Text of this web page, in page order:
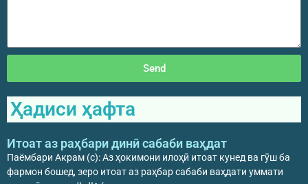
Send
Ҳадиси ҳафта
Итоат аз раҳбари динӣ сабаби ваҳдат
Паёмбари Акрам (с): Аз ҳокимони илоҳӣ итоат кунед ва гӯш ба
фармон бошед, зеро итоат аз раҳбар сабаби ваҳдати уммати